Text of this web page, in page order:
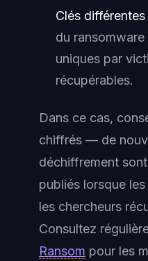
Clés différentes
du
uniques par
récupérables.
Dans ce cas,
chiffrés — de
déchiffrement
publiés lorsque
les chercheurs
Consultez
Ransom pour les